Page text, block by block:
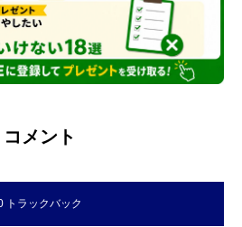
コメント
トラックバック